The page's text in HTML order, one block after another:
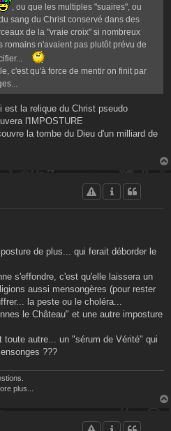
, ou que les multiples "suaires", ou
sang du Christ conservé dans des
de la "vraie croix" si nombreux
romains n'avaient pas plutôt prévu de
c'est qu'à force de mentir on finit par
est la relique du Christ pseudo
l'IMPOSTURE
la tombe du Dieu d'un milliard de
de plus... qui ferait déborder le
s'effondre, c'est qu'elle laissera un
aussi mensongères (pour rester
la peste ou le choléra...
le Château" et une autre imposture
autre... un "sérum de Vérité" qui
???
plus...